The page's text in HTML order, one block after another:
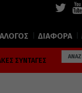
ΔΙΑΦΟΡΑ
ΣΥΝΤΑΓΕΣ